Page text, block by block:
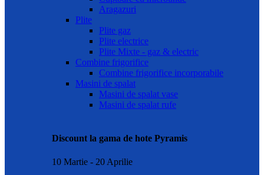
Aragazuri
Plite
Plite gaz
Plite electrice
Plite Mixte - gaz & electric
Combine frigorifice
Combine frigorifice incorporabile
Masini de spalat
Masini de spalat vase
Masini de spalat rufe
Discount la gama de hote Pyramis
10 Martie - 20 Aprilie